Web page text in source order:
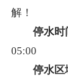
解！
停水时
05:00
停水区